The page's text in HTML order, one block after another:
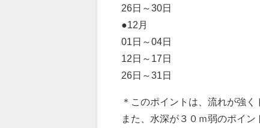
26日～30日
●12月
01日～04日
12日～17日
26日～31日
＊このポイントは、流れが強く
また、水深が３０ｍ弱のポイ